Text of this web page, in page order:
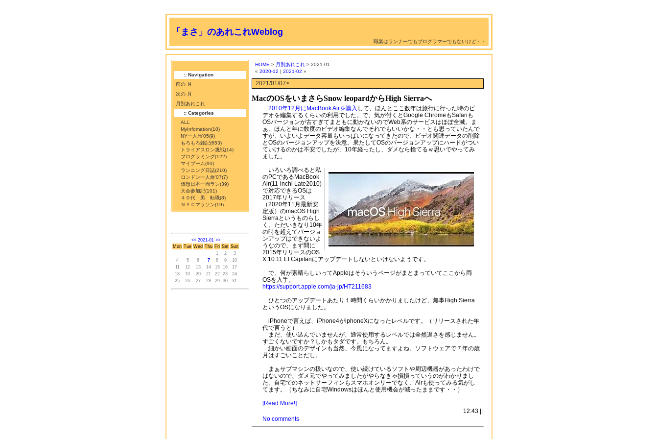
「まさ」のあれこれWeblog
職業はランナーでもプログラマーでもないけど・・
:: Navigation
前の 月
次の 月
月別あれこれ
:: Categories
ALL
MyInfomation(10)
NY一人旅'05(9)
もろもろ雑記(653)
トライアスロン挑戦(14)
プログラミング(122)
マイブーム(90)
ランニング日誌(210)
ロンドン一人旅'07(7)
仮想日本一周ラン(39)
大会参加記(101)
４０代 男 転職(8)
ＮＹＣマラソン(19)
<< 2021-01 >>
Mon Tue Wed Thu Fri Sat Sun
1
2
3
4
5 6 7 8 9
10
11
12 13 14 15 16
17
18
19 20 21 22 23
24
25
26 27 28 29 30 31
HOME > 月別あれこれ > 2021-01
« 2020-12 | 2021-02 »
2021/01/07>
MacのOSをいまさらSnow leopardからHigh Sierra​へ
2010年12月にMacBook Airを購入 して、ほんとここ数年は旅行に行った時のビ
デオを編集するくらいの利用でした。で、気が付くとGoogle ChromeもSafariも
OSバージョンが古すぎてまともに動かないのでWeb系のサービスはほぼ全滅。ま
ぁ、ほんと年に数度のビデオ編集なんでそれでもいいかな・・とも思っていたんで
すが、いよいよデータ容量もいっぱいになってきたので、ビデオ関連データの削除
とOSのバージョンアップを決意。果たしてOSのバージョンアップにハードがつい
ていけるのかは不安でしたが、10年経ったし、ダメなら捨てるｗ思いでやってみ
ました。
いろいろ調べると私
のPCであるMacBook
Air(11-inchi Late2010)
で対応できるOSは
2017年リリース
（2020年11月最新安
定版）のmacOS High
Sierraというものらし
く、ただいきなり10年
の時を超えてバージョ
ンアップはできないよ
うなので、まず間に
2015年リリースのOS
X 10.11 El Capitanにアップデートしないといけないようです。
で、何が素晴らしいってAppleはそういうページがまとまっていてここから両
OSを入手。
https://support.apple.com/ja-jp/HT211683
ひとつのアップデートあたり１時間くらいかかりましたけど、無事High Sierra
というOSになりました。
iPhoneで言えば、iPhone4がiphoneXになったレベルです。（リリースされた年
代で言うと）
まだ、使い込んでいませんが、通常使用するレベルでは全然遅さを感じません。
すごくないですか？しかもタダです。もちろん。
細かい画面のデザインも当然、今風になってますよね。ソフトウェアで７年の歳
月はすごいことだし。
まぁサブマシンの扱いなので、使い続けているソフトや周辺機器があったわけで
はないので、ダメ元でやってみましたがやらなきゃ損損っていうのがわかりまし
た。自宅でのネットサーフィンもスマホオンリーでなく、Airも使ってみる気がし
てます。（ちなみに自宅Windowsはほんと使用機会が減ったままです・・）
[Read More!]
12:43 ||
No comments